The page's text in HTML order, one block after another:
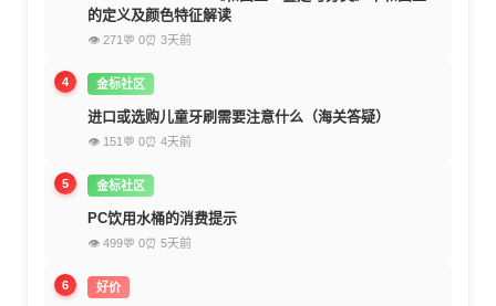
的定义及颜色特征解读
👁 271 💬 0⏰ 3天前
4 金标社区
进口或选购儿童牙刷需要注意什么（海关答疑）
👁 151 💬 0⏰ 4天前
5 金标社区
PC饮用水桶的消费提示
👁 499💬 0⏰ 5天前
6 好价